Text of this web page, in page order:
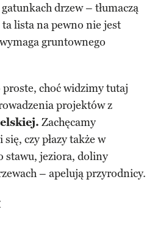
drzew – tłumaczą
lista na pewno nie jest
gruntownego
choć widzimy tutaj
projektów z
Zachęcamy
czy płazy także w
stawu, jeziora, doliny
– apelują przyrodnicy.